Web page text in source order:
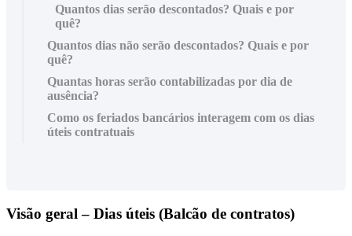
Quantos dias serão descontados? Quais e por
quê?
Quantos dias não serão descontados? Quais e por
quê?
Quantas horas serão contabilizadas por dia de
ausência?
Como os feriados bancários interagem com os dias
úteis contratuais
Visão geral – Dias úteis (Balcão de contratos)